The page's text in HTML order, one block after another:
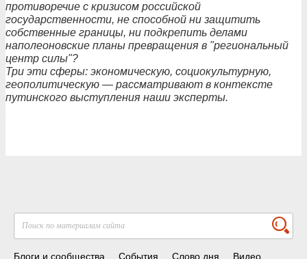
противоречие с кризисом российской
государственности, не способной ни защитить
собственные границы, ни подкрепить делами
наполеоновские планы превращения в "региональный
центр силы"?
Три эти сферы: экономическую, социокультурную,
геополитическую — рассматривают в контексте
путинского выступления наши эксперты.
Блоги и сообщества События Слово дня Видео